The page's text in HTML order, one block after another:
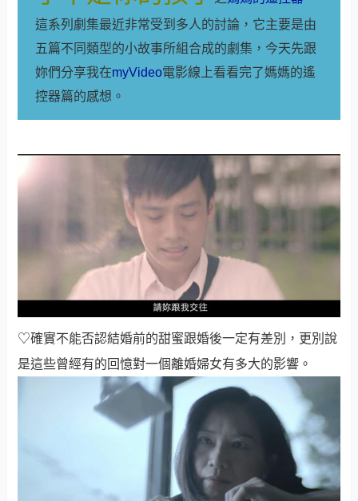
這系列劇集最近非常受到多人的討論，它主要是由
五篇不同類型的小故事所組合成的劇集，今天先跟
妳們分享我在myVideo電影線上看看完了媽媽的遙
控器篇的感想 。
♡確實不能否認結婚前的甜蜜跟婚後一定有差別，更別說
是這些曾經有的回憶對一個離婚婦女有多大的影響 。